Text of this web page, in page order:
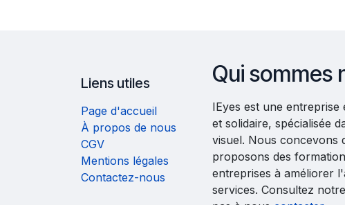
Liens utiles
Page d'accueil
À propos de nous
CGV
Mentions légales
Contactez-nous
Qui sommes
IEyes est une entreprise
et solidaire, spécialisée
visuel. Nous concevons
proposons des
entreprises à améliorer
services. Consultez notre